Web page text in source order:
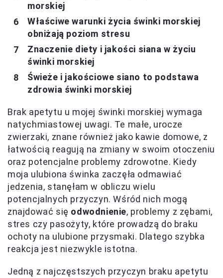
morskiej
Właściwe warunki życia świnki morskiej
obniżają poziom stresu
Znaczenie diety i jakości siana w życiu
świnki morskiej
Świeże i jakościowe siano to podstawa
zdrowia świnki morskiej
Brak apetytu u mojej świnki morskiej wymaga
natychmiastowej uwagi. Te małe, urocze
zwierzaki, znane również jako kawie domowe, z
łatwością reagują na zmiany w swoim otoczeniu
oraz potencjalne problemy zdrowotne. Kiedy
moja ulubiona świnka zaczęła odmawiać
jedzenia, stanęłam w obliczu wielu
potencjalnych przyczyn. Wśród nich mogą
znajdować się odwodnienie, problemy z zębami,
stres czy pasożyty, które prowadzą do braku
ochoty na ulubione przysmaki. Dlatego szybka
reakcja jest niezwykle istotna.
Jedną z najczęstszych przyczyn braku apetytu